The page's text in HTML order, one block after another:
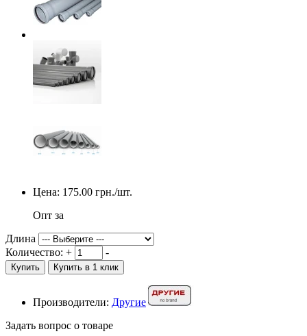
Цена: 175.00 грн./шт.
Опт за
Длина
Количество: + -
Купить Купить в 1 клик
Производители: Другие
Задать вопрос о товаре